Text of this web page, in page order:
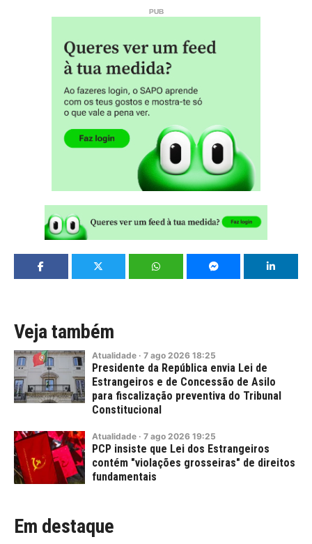
Veja também
Atualidade · 7 ago 2026 18:25
Presidente da República envia Lei de
Estrangeiros e de Concessão de Asilo
para fiscalização preventiva do Tribunal
Constitucional
Atualidade · 7 ago 2026 19:25
PCP insiste que Lei dos Estrangeiros
contém "violações grosseiras" de direitos
fundamentais
Em destaque